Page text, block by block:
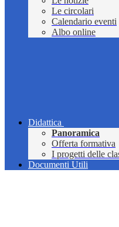
Le circolari
Calendario eventi
Albo online
Didattica
Panoramica
Offerta formativa
I progetti delle
Documenti Utili